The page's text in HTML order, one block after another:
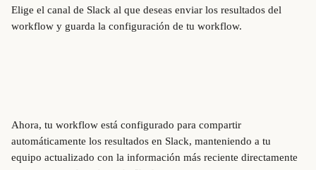
Elige el canal de Slack al que deseas enviar los resultados del
workflow y guarda la configuración de tu workflow.
Ahora, tu workflow está configurado para compartir
automáticamente los resultados en Slack, manteniendo a tu
equipo actualizado con la información más reciente directamente